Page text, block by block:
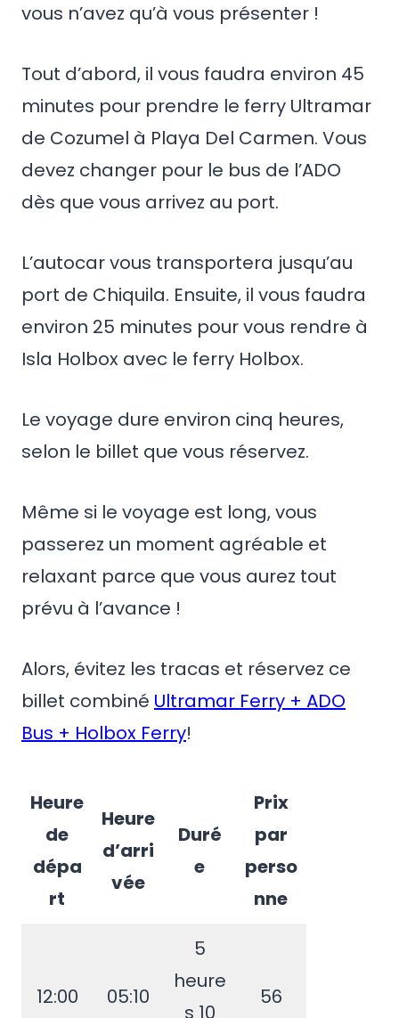
vous n’avez qu’à vous présenter !
Tout d’abord, il vous faudra environ 45
minutes pour prendre le ferry Ultramar
de Cozumel à Playa Del Carmen. Vous
devez changer pour le bus de l’ADO
dès que vous arrivez au port.
L’autocar vous transportera jusqu’au
port de Chiquila. Ensuite, il vous faudra
environ 25 minutes pour vous rendre à
Isla Holbox avec le ferry Holbox.
Le voyage dure environ cinq heures,
selon le billet que vous réservez.
Même si le voyage est long, vous
passerez un moment agréable et
relaxant parce que vous aurez tout
prévu à l’avance !
Alors, évitez les tracas et réservez ce
billet combiné Ultramar Ferry + ADO
Bus + Holbox Ferry!
Heure
de
dépa
rt
Heure
d’arri
vée
Duré
e
Prix
par
perso
nne
12:00
05:10
5
heure
s 10
56